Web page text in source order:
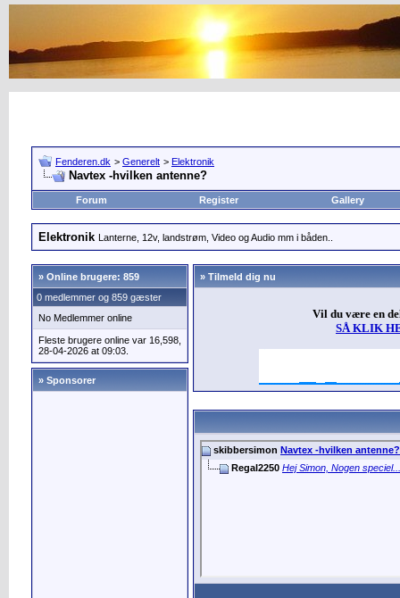
Fenderen.dk > Generelt > Elektronik
Navtex -hvilken antenne?
Forum Register Gallery
Elektronik Lanterne, 12v, landstrøm, Video og Audio mm i båden..
» Online brugere: 859
0 medlemmer og 859 gæster
No Medlemmer online
Fleste brugere online var 16,598,
28-04-2026 at 09:03.
» Sponsorer
» Tilmeld dig nu
Vil du være en
SÅ KLIK
skibbersimon Navtex -hvilken antenne?
Regal2250 Hej Simon, Nogen speciel...